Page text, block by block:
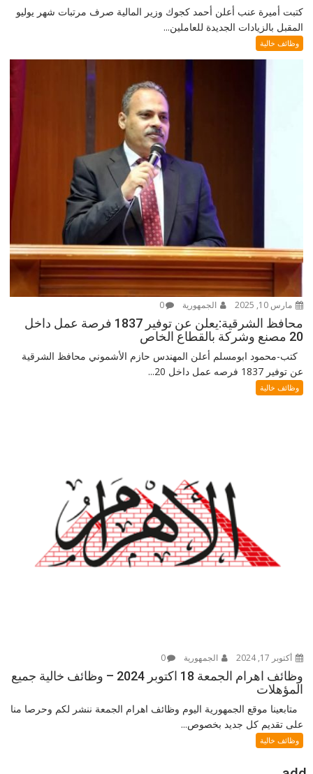
كتبت أميرة عنب أعلن أحمد كجوك وزير المالية صرف مرتبات شهر يوليو
المقبل بالزيادات الجديدة للعاملين...
وظائف خالية
مارس 10, 2025 الجمهورية 0
محافظ الشرقية:يعلن عن توفير 1837 فرصة عمل داخل
20 مصنع وشركة بالقطاع الخاص
كتب-محمود ابومسلم أعلن المهندس حازم الأشموني محافظ الشرقية
عن توفير 1837 فرصه عمل داخل 20...
وظائف خالية
أكتوبر 17, 2024 الجمهورية 0
وظائف اهرام الجمعة 18 اكتوبر 2024 – وظائف خالية جميع
المؤهلات
متابعينا موقع الجمهورية اليوم وظائف اهرام الجمعة ننشر لكم وحرصا منا
على تقديم كل جديد بخصوص...
وظائف خالية